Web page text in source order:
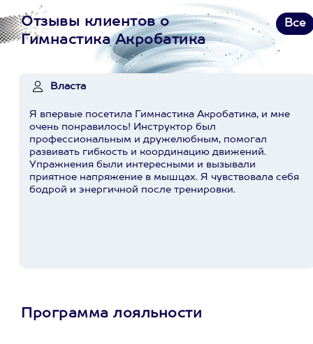
Отзывы клиентов о
Гимнастика Акробатика
Все
Власта
Я впервые посетила Гимнастика Акробатика, и мне
очень понравилось! Инструктор был
профессиональным и дружелюбным, помогал
развивать гибкость и координацию движений.
Упражнения были интересными и вызывали
приятное напряжение в мышцах. Я чувствовала себя
бодрой и энергичной после тренировки.
Программа лояльности